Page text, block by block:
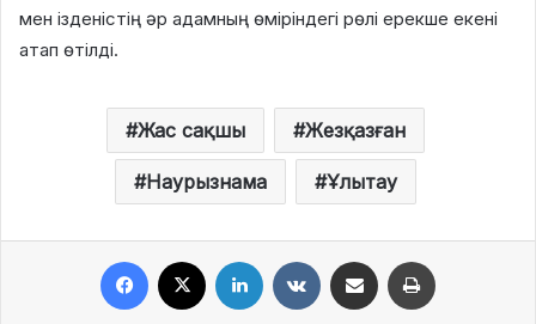
мен ізденістің әр адамның өміріндегі рөлі ерекше екені
атап өтілді.
Жас сақшы Жезқазған
Наурызнама Ұлытау